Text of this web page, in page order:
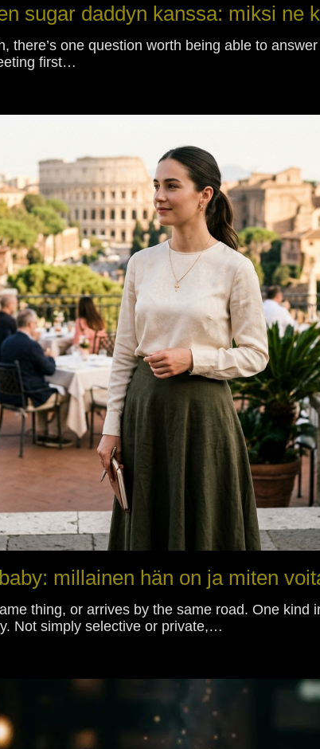
sugar daddyn kanssa: miksi ne
there’s one question worth being able to
first…
millainen hän on ja miten
thing, or arrives by the same road. One
Not simply selective or private,…